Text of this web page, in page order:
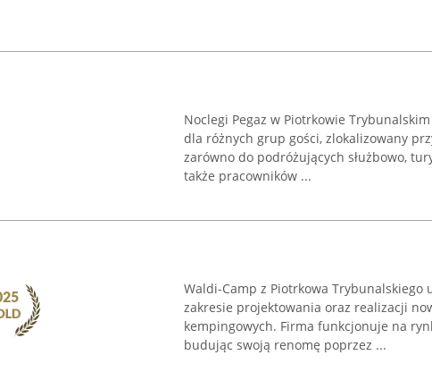
Noclegi Pegaz w Piotrkowie
dla różnych grup gości, zlokalizowany
zarówno do podróżujących służbowo,
także pracowników ...
Waldi-Camp z Piotrkowa
zakresie projektowania oraz realizacji
kempingowych. Firma funkcjonuje na
budując swoją renomę poprzez ...